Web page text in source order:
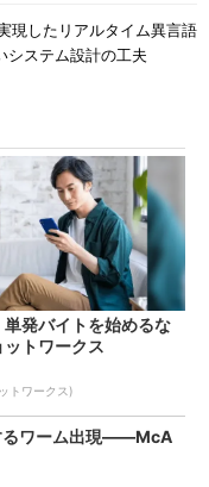
現したリアルタイム異言語
ステム設計の工夫
単発バイトを始めるな
ットワークス
トワークス)
るワーム出現――McA